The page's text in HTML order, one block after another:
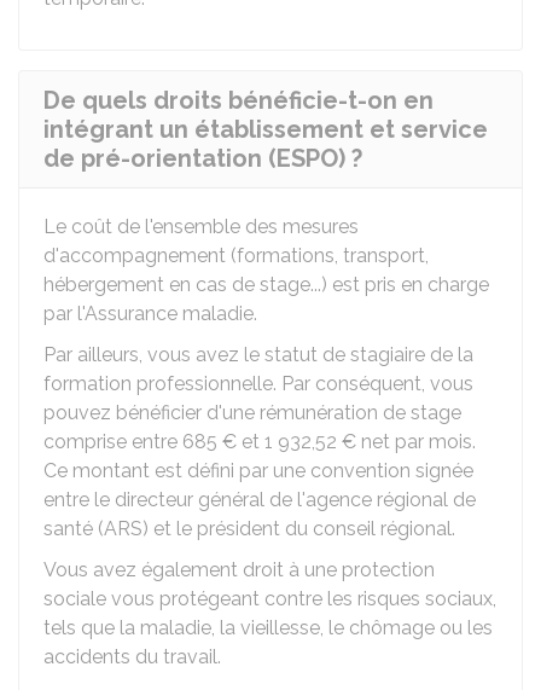
De quels droits bénéficie-t-on en
intégrant un établissement et service
de pré-orientation (ESPO) ?
Le coût de l'ensemble des mesures
d'accompagnement (formations, transport,
hébergement en cas de stage...) est pris en charge
par l'Assurance maladie.
Par ailleurs, vous avez le statut de stagiaire de la
formation professionnelle. Par conséquent, vous
pouvez bénéficier d'une rémunération de stage
comprise entre 685 € et 1 932,52 € net par mois.
Ce montant est défini par une convention signée
entre le directeur général de l'agence régional de
santé (ARS) et le président du conseil régional.
Vous avez également droit à une protection
sociale vous protégeant contre les risques sociaux,
tels que la maladie, la vieillesse, le chômage ou les
accidents du travail.